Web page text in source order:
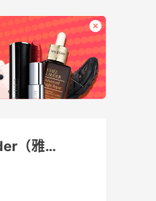
Estee Lauder（雅诗兰黛美国官网）